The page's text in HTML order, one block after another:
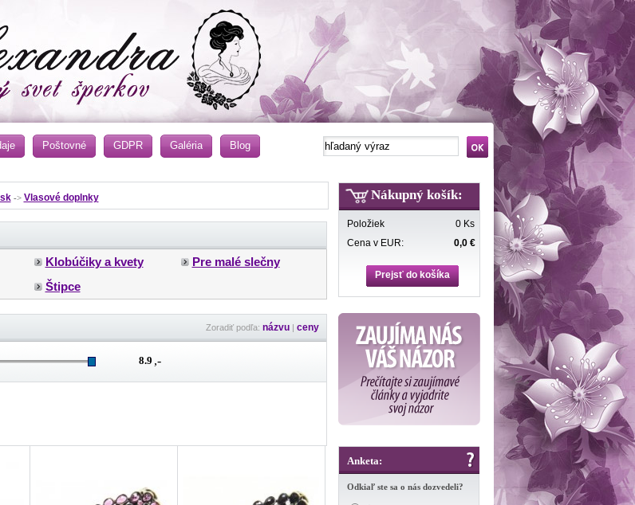
Poštovné GDPR Galéria Blog
-> Vlasové doplnky Nákupný košík:
Položiek
0 Ks
Cena v EUR:
0,0 €
Prejsť do košíka
Anketa:
Odkiaľ ste sa o nás dozvedeli?
Klobúčiky a kvety
Pre malé slečny
Štipce
Zoradiť podľa: názvu| ceny
,-